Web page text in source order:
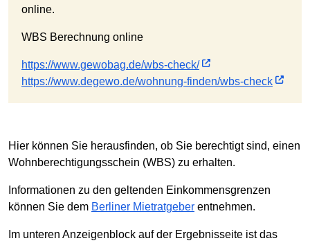
online.
WBS Berechnung online
https://www.gewobag.de/wbs-check/
https://www.degewo.de/wohnung-finden/wbs-check
Hier können Sie herausfinden, ob Sie berechtigt sind, einen
Wohnberechtigungsschein (WBS) zu erhalten.
Informationen zu den geltenden Einkommensgrenzen
können Sie dem Berliner Mietratgeber entnehmen.
Im unteren Anzeigenblock auf der Ergebnisseite ist das